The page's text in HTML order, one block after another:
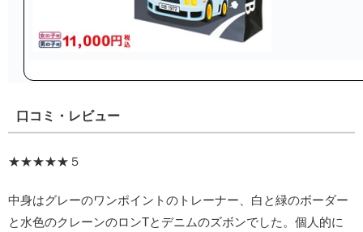
口コミ・レビュー
★★★★★５
中身はグレーのワンポイントのトレーナー、白と緑のボーダー
と水色のクレーンのロンTとデニムのズボンでした。個人的に